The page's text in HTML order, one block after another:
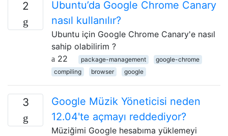
2
Ubuntu’da Google Chrome Canary
nasıl kullanılır?
Ubuntu için Google Chrome Canary'e nasıl
sahip olabilirim ?
22
package-management
google-chrome
compiling
browser google
3
Google Müzik Yöneticisi neden
12.04'te açmayı reddediyor?
Müziğimi Google hesabıma yüklemeyi